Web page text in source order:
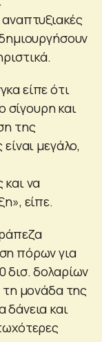
είπε ότι
σίγουρη και
της
μεγάλο,
και να
είπε.
πόρων για
δισ. δολαρίων
τη μονάδα της
και